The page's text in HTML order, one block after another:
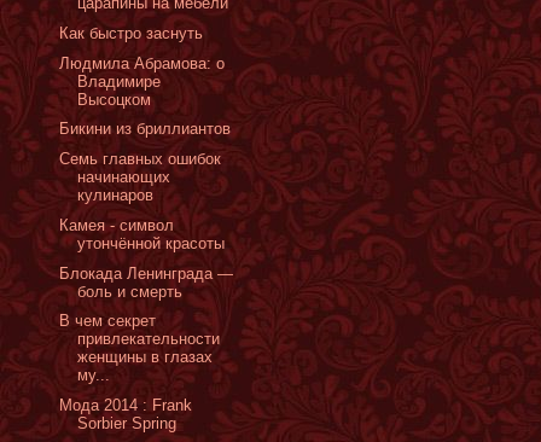
Как быстро заснуть
Людмила Абрамова: о
Владимире
Высоцком
Бикини из бриллиантов
Семь главных ошибок
начинающих
кулинаров
Камея - символ
утончённой красоты
Блокада Ленинграда —
боль и смерть
В чем секрет
привлекательности
женщины в глазах
му...
Мода 2014 : Frank
Sorbier Spring